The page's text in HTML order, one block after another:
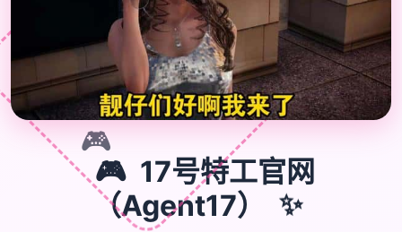
🎮
🎮 17号特工官网
（Agent17）
✨